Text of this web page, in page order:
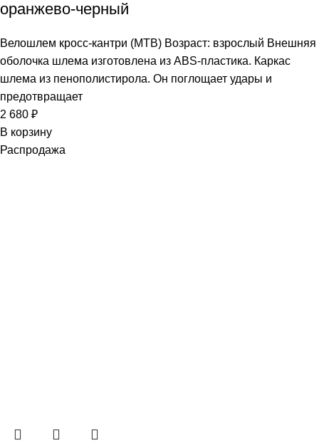
оранжево-черный
Велошлем кросс-кантри (МТВ) Возраст: взрослый Внешняя
оболочка шлема изготовлена из ABS-пластика. Каркас
шлема из пенополистирола. Он поглощает удары и
предотвращает
2 680 ₽
В корзину
Распродажа